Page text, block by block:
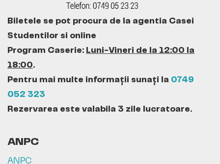
Biletele se pot procura de la agentia Casei
Studentilor si online
Program Caserie: Luni-Vineri de la 12:00 la
18:00.
Pentru mai multe informații sunați la 0749
052 323
Rezervarea este valabila 3 zile lucratoare.
ANPC
ANPC